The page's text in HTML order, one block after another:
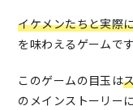
イケメンたちと実際
を味わえるゲームです
このゲームの目玉は
のメインストーリー